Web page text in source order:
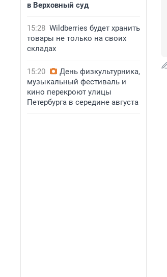
в Верховный суд
15:28 Wildberries будет хранить
товары не только на своих
складах
15:20
День физкультурника,
музыкальный фестиваль и
кино перекроют улицы
Петербурга в середине августа